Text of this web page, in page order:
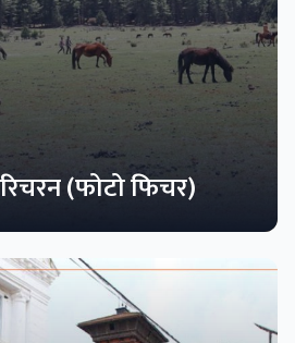
(फोटो फिचर)